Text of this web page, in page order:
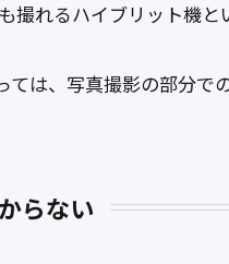
れるハイブリット機と
ては、写真撮影の部分
らない